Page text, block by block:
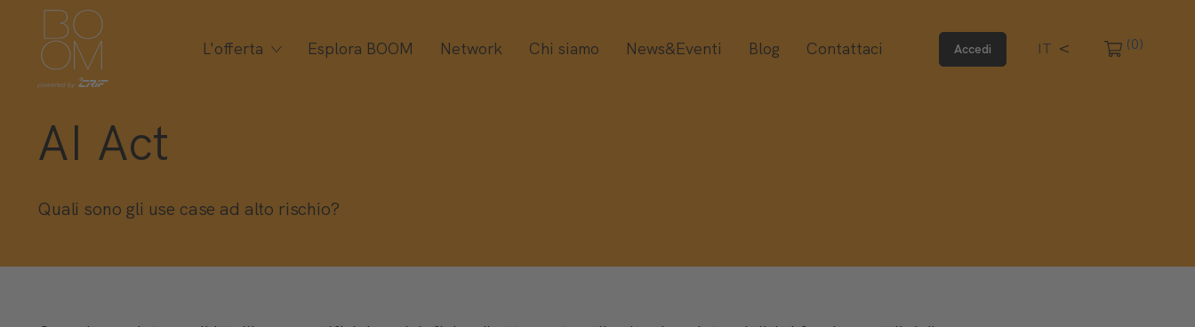
L'offerta Esplora BOOM Network Chi siamo News&Eventi Blog Contattaci Accedi IT (0)
AI Act
Quali sono gli use case ad alto rischio?